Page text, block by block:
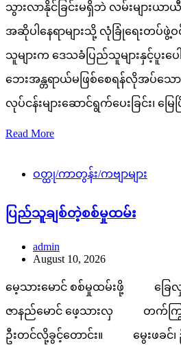
သွားလာနိုင်ခြင်းမရှိဘဲ လမ်းများယ
အဆိုပါနေရာများသို့ လုံခြုံရေးတပ်ဖွဲ့ဝင်
သူများက ဒေသခံပြည်သူများနှင့်ပူးပ
ဘေးအန္တရာယ်မဖြစ်စေရန်လိုအပ်
လုပ်ငန်းများဆောင်ရွက်ပေးခြင်း၊ မြ
Read More
ဝတ္ထု/ကာတွန်း/ကဗျာများ
ပြည်သူချစ်တဲ့စစ်မှုထမ်း
admin
August 10, 2026
မေ့သားမောင် စစ်မှုထမ်းဖို့ ခြေ
ဇာနည်မောင် ဖေ့သားလှ တက်က
ဦးတင်လို့ခွင့်တောင်း။ မွေးဖခင်